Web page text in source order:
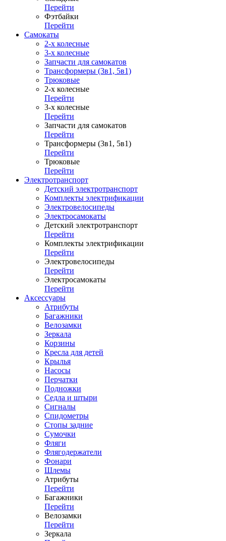
Перейти
Фэтбайки
Перейти
Самокаты
2-х колесные
3-х колесные
Запчасти для самокатов
Трансформеры (3в1, 5в1)
Трюковые
2-х колесные
Перейти
3-х колесные
Перейти
Запчасти для самокатов
Перейти
Трансформеры (3в1, 5в1)
Перейти
Трюковые
Перейти
Электротранспорт
Детский электротранспорт
Комплекты электрификации
Электровелосипеды
Электросамокаты
Детский электротранспорт
Перейти
Комплекты электрификации
Перейти
Электровелосипеды
Перейти
Электросамокаты
Перейти
Аксессуары
Атрибуты
Багажники
Велозамки
Зеркала
Корзины
Кресла для детей
Крылья
Насосы
Перчатки
Подножки
Седла и штыри
Сигналы
Спидометры
Стопы задние
Сумочки
Фляги
Флягодержатели
Фонари
Шлемы
Атрибуты
Перейти
Багажники
Перейти
Велозамки
Перейти
Зеркала